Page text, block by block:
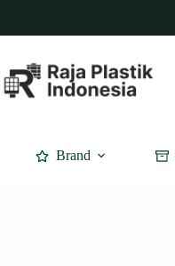
content
Brand